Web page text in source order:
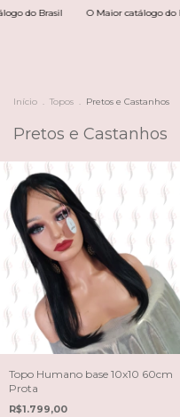
catálogo do Brasil O Maior
Início . Topos . Pretos e Castanhos
Pretos e Castanhos
Topo Humano base 10x10 60cm
Prota
R$1.799,00